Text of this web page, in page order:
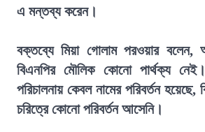
এ মন্তব্য করেন।
বক্তব্যে মিয়া গোলাম পরওয়ার বলেন,
বিএনপির মৌলিক কোনো পার্থক্য
পরিচালনায় কেবল নামের পরিবর্তন
চরিত্রে কোনো পরিবর্তন আসেনি।